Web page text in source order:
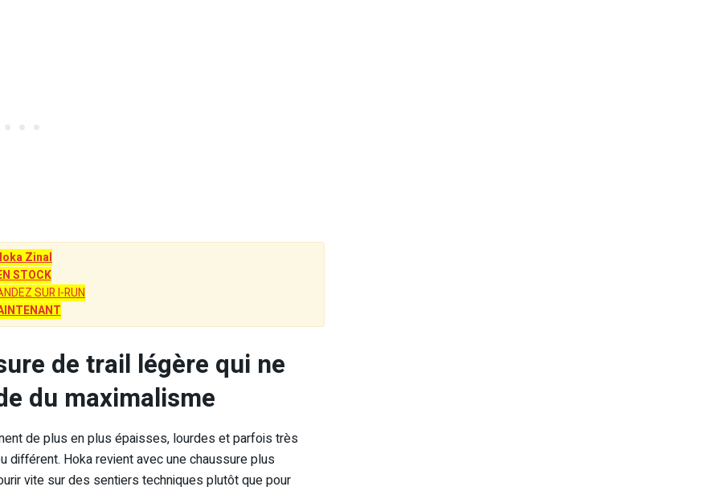
Zinal
STOCK
SUR I-RUN
de trail légère qui ne
du maximalisme
de plus en plus épaisses, lourdes et parfois très
différent. Hoka revient avec une chaussure plus
vite sur des sentiers techniques plutôt que pour